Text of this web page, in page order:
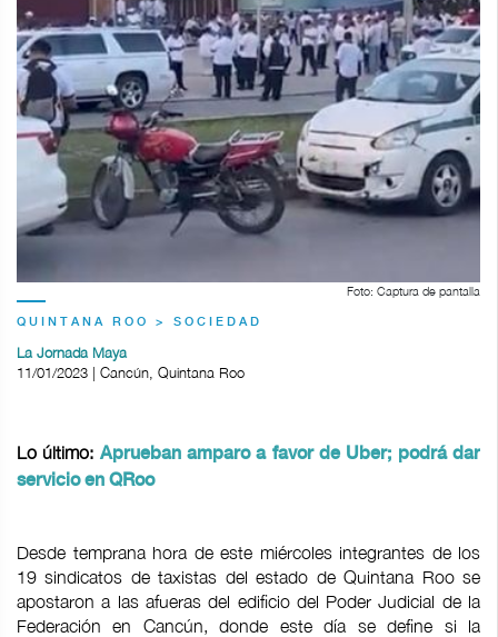
Foto: Captura de pantalla
QUINTANA ROO > SOCIEDAD
La Jornada Maya
11/01/2023 | Cancún, Quintana Roo
Lo último: Aprueban amparo a favor de Uber; podrá dar
servicio en QRoo
Desde temprana hora de este miércoles integrantes de los
19 sindicatos de taxistas del estado de Quintana Roo se
apostaron a las afueras del edificio del Poder Judicial de la
Federación en Cancún, donde este día se define si la